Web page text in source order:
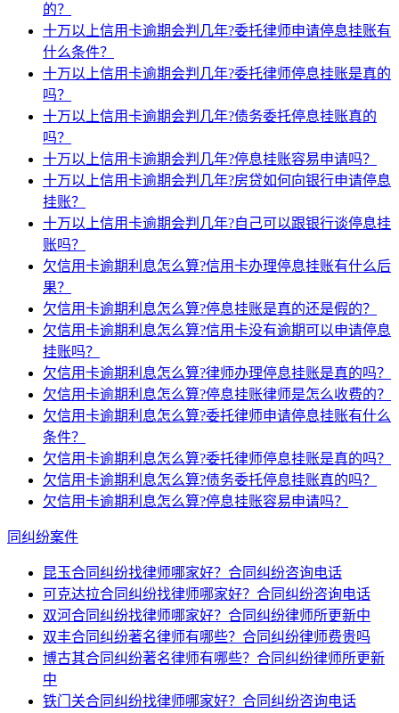
的？
十万以上信用卡逾期会判几年?委托律师申请停息挂账有
什么条件？
十万以上信用卡逾期会判几年?委托律师停息挂账是真的
吗？
十万以上信用卡逾期会判几年?债务委托停息挂账真的
吗？
十万以上信用卡逾期会判几年?停息挂账容易申请吗？
十万以上信用卡逾期会判几年?房贷如何向银行申请停息
挂账？
十万以上信用卡逾期会判几年?自己可以跟银行谈停息挂
账吗？
欠信用卡逾期利息怎么算?信用卡办理停息挂账有什么后
果？
欠信用卡逾期利息怎么算?停息挂账是真的还是假的？
欠信用卡逾期利息怎么算?信用卡没有逾期可以申请停息
挂账吗？
欠信用卡逾期利息怎么算?律师办理停息挂账是真的吗？
欠信用卡逾期利息怎么算?停息挂账律师是怎么收费的？
欠信用卡逾期利息怎么算?委托律师申请停息挂账有什么
条件？
欠信用卡逾期利息怎么算?委托律师停息挂账是真的吗？
欠信用卡逾期利息怎么算?债务委托停息挂账真的吗？
欠信用卡逾期利息怎么算?停息挂账容易申请吗？
同纠纷案件
昆玉合同纠纷找律师哪家好？合同纠纷咨询电话
可克达拉合同纠纷找律师哪家好？合同纠纷咨询电话
双河合同纠纷找律师哪家好？合同纠纷律师所更新中
双丰合同纠纷著名律师有哪些？合同纠纷律师费贵吗
博古其合同纠纷著名律师有哪些？合同纠纷律师所更新
中
铁门关合同纠纷找律师哪家好？合同纠纷咨询电话